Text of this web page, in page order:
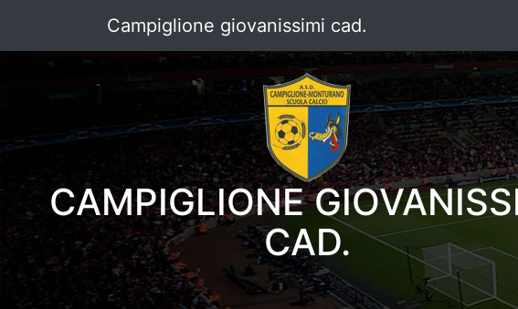
Campiglione giovanissimi cad.
CAMPIGLIONE
CAD.